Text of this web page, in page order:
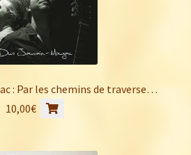
: Par les chemins de traverse…
10,00€